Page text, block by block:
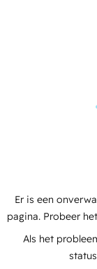
Er is een
pagina. Probeer
Als het